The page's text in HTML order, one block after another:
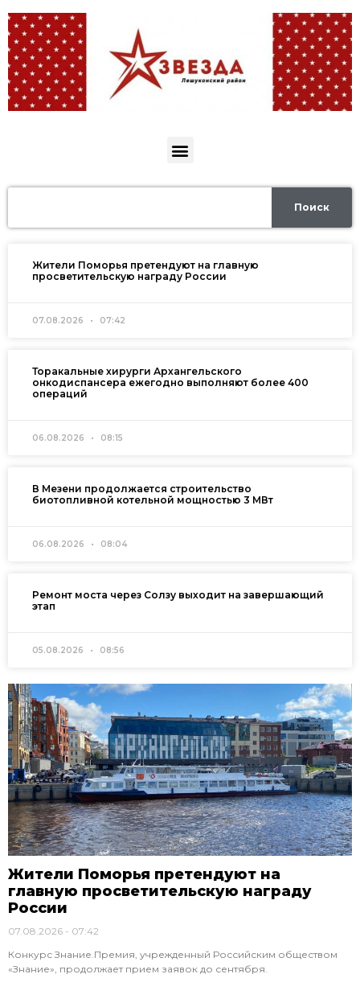
Поиск
Жители Поморья претендуют на главную
просветительскую награду России
07.08.2026 07:42
Торакальные хирурги Архангельского
онкодиспансера ежегодно выполняют более 400
операций
06.08.2026 08:15
В Мезени продолжается строительство
биотопливной котельной мощностью 3 МВт
06.08.2026 08:04
Ремонт моста через Солзу выходит на завершающий
этап
05.08.2026 08:56
Жители Поморья претендуют на
главную просветительскую награду
России
07.08.2026
07:42
Конкурс Знание.Премия, учрежденный Российским обществом
«Знание», продолжает прием заявок до сентября.